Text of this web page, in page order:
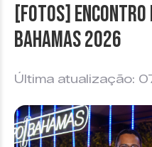
[FOTOS]
Bahamas 2026
Última atualização: